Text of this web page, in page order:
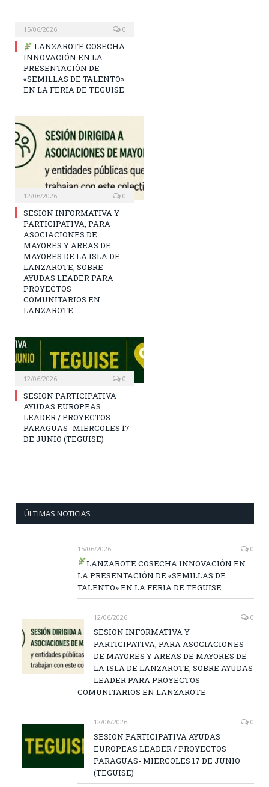
15/06/2026 0
LANZAROTE COSECHA
INNOVACIÓN EN LA
PRESENTACIÓN DE
«SEMILLAS DE TALENTO»
EN LA FERIA DE TEGUISE
12/06/2026 0
SESION INFORMATIVA Y
PARTICIPATIVA, PARA
ASOCIACIONES DE
MAYORES Y AREAS DE
MAYORES DE LA ISLA DE
LANZAROTE, SOBRE
AYUDAS LEADER PARA
PROYECTOS
COMUNITARIOS EN
LANZAROTE
12/06/2026 0
SESION PARTICIPATIVA
AYUDAS EUROPEAS
LEADER / PROYECTOS
PARAGUAS- MIERCOLES 17
DE JUNIO (TEGUISE)
ÚLTIMAS NOTICIAS
15/06/2026 0
LANZAROTE COSECHA INNOVACIÓN EN
LA PRESENTACIÓN DE «SEMILLAS DE
TALENTO» EN LA FERIA DE TEGUISE
12/06/2026 0
SESION INFORMATIVA Y
PARTICIPATIVA, PARA ASOCIACIONES
DE MAYORES Y AREAS DE MAYORES DE
LA ISLA DE LANZAROTE, SOBRE AYUDAS
LEADER PARA PROYECTOS
COMUNITARIOS EN LANZAROTE
12/06/2026 0
SESION PARTICIPATIVA AYUDAS
EUROPEAS LEADER / PROYECTOS
PARAGUAS- MIERCOLES 17 DE JUNIO
(TEGUISE)